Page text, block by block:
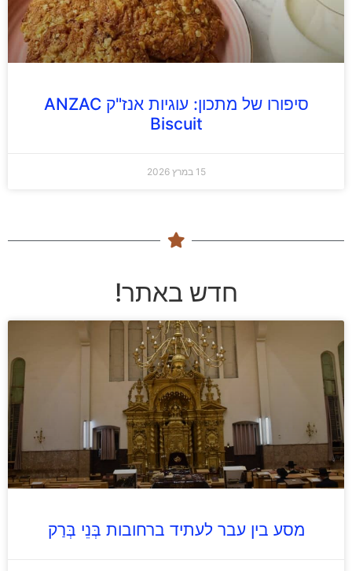
סיפורו של מתכון: עוגיות אנז"ק ANZAC
Biscuit
15 במרץ 2026
חדש באתר!
מסע בין עבר לעתיד ברחובות בְּנֵי בְּרַק